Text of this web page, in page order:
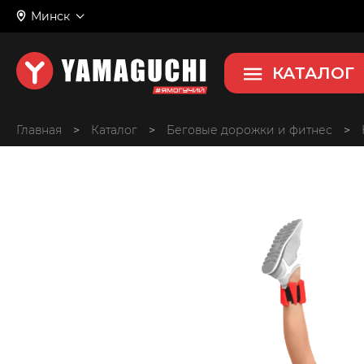
Минск
КАТАЛОГ
Главная > > Беговые дорожки и фитнес >
Набор утяжелителей для